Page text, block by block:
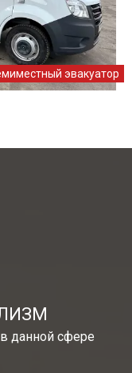
эвакуатор
данной сфере